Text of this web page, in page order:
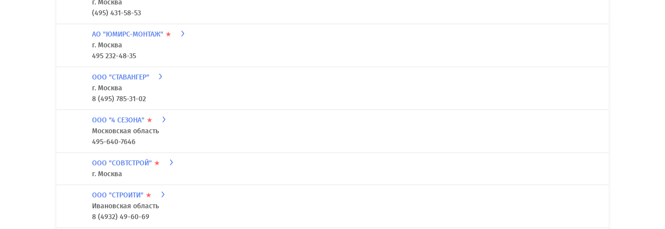
г. Москва
(495) 431-58-53
АО "ЮМИРС-МОНТАЖ" ★
г. Москва
495 232-48-35
ООО "СТАВАНГЕР"
г. Москва
8 (495) 785-31-02
ООО "4 СЕЗОНА" ★
Московская область
495-640-7646
ООО "СОВТСТРОЙ" ★
г. Москва
ООО "СТРОИТИ" ★
Ивановская область
8 (4932) 49-60-69